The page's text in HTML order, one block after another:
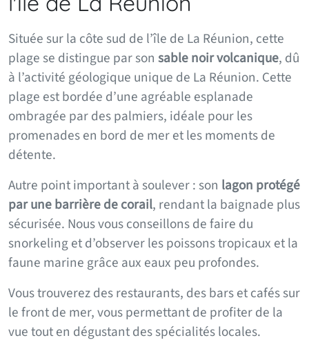
Située sur la côte sud de l’île de La Réunion, cette
plage se distingue par son sable noir volcanique, dû
à l’activité géologique unique de La Réunion. Cette
plage est bordée d’une agréable esplanade
ombragée par des palmiers, idéale pour les
promenades en bord de mer et les moments de
détente.
Autre point important à soulever : son lagon protégé
par une barrière de corail, rendant la baignade plus
sécurisée. Nous vous conseillons de faire du
snorkeling et d’observer les poissons tropicaux et la
faune marine grâce aux eaux peu profondes.
Vous trouverez des restaurants, des bars et cafés sur
le front de mer, vous permettant de profiter de la
vue tout en dégustant des spécialités locales.